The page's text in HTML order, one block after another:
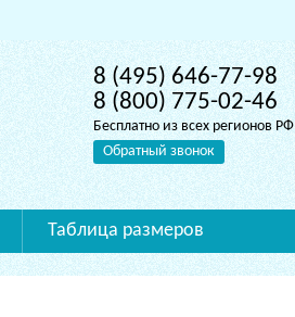
8 (495) 646-77-98
8 (800) 775-02-46
Бесплатно из всех регионов РФ
Обратный звонок
Таблица размеров